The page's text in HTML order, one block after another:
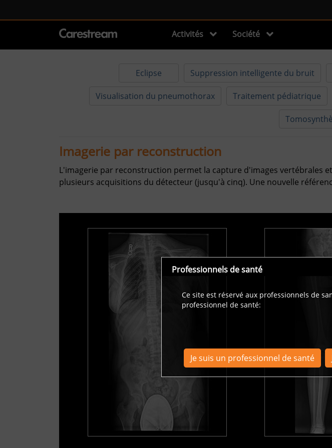
Professionnels de santé
Ce site est réservé aux professionnels de
professionnel de santé:
Je suis un professionnel de santé
Activités Société
Eclipse Suppression intelligente du bruit
Visualisation du pneumothorax Traitement pédiatrique
Imagerie par reconstruction
L'imagerie par reconstruction permet la capture d'images vertébrales
plusieurs acquisitions du détecteur (jusqu'à cinq). Une nouvelle